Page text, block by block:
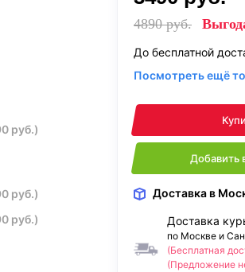
руб.)
руб.)
руб.)
4890руб.
До бесплатной
Посмотреть ещё
Добавить
Доставка в
Доставка
по Москве и
(Бесплатная
(Предложение